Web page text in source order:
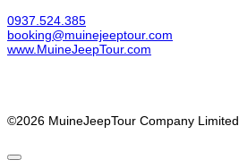
0937.524.385
booking@muinejeeptour.com
www.MuineJeepTour.com
©2026 MuineJeepTour Company Limited